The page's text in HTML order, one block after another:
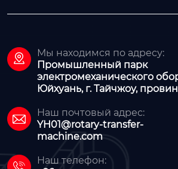

Мы находимся по адресу:
Промышленный парк
электромеханического
Юйхуань, г. Тайчжоу,

Наш почтовый адрес:
YH01@rotary-transfer-
machine.com
Наш телефон: